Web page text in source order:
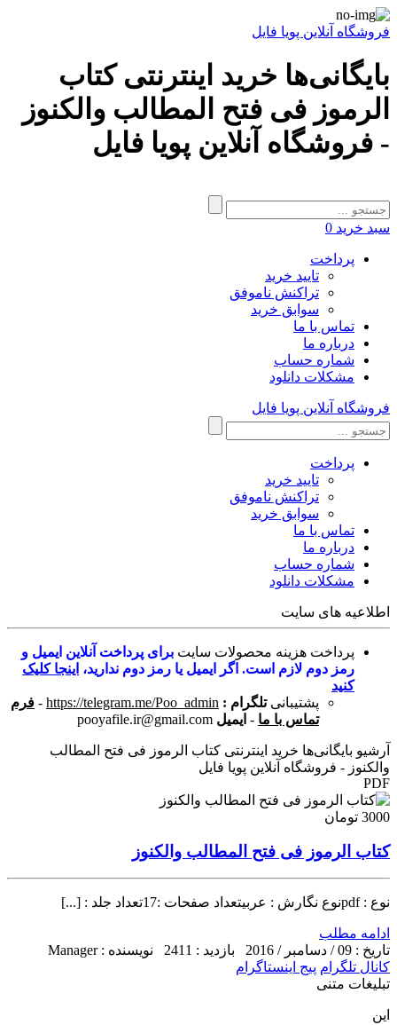
فروشگاه آنلاین پویا فایل
بایگانی‌ها خرید اینترنتی کتاب
الرموز فى فتح المطالب والكنوز
- فروشگاه آنلاین پویا فایل
سبد خرید 0
پرداخت
تایید خرید
تراکنش ناموفق
سوابق خرید
تماس با ما
درباره ما
شماره حساب
مشکلات دانلود
فروشگاه آنلاین پویا فایل
پرداخت
تایید خرید
تراکنش ناموفق
سوابق خرید
تماس با ما
درباره ما
شماره حساب
مشکلات دانلود
اطلاعیه های سایت
پرداخت هزینه محصولات سایت برای پرداخت آنلاین ایمیل و
رمز دوم لازم است. اگر ایمیل یا رمز دوم ندارید، اینجا کلیک
کنید
پشتیبانی تلگرام : https://telegram.me/Poo_admin
- فرم
تماس با ما - ایمیل pooyafile.ir@gmail.com
آرشیو بایگانی‌ها خرید اینترنتی کتاب الرموز فى فتح المطالب
والكنوز - فروشگاه آنلاین پویا فایل
PDF
3000 تومان
کتاب الرموز فى فتح المطالب والكنوز
نوع : pdfنوع نگارش : عربیتعداد صفحات :17تعداد جلد : [...]
ادامه مطلب
تاریخ : 09 / دسامبر / 2016
بازدید : 2411
نویسنده : Manager
کانال تلگرام پیج اینستاگرام
تبلیغات متنی
این